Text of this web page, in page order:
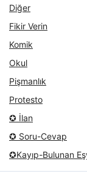
Diğer
Fikir Verin
Komik
Okul
Pişmanlık
Protesto
✪ İlan
✪ Soru-Cevap
✪Kayıp-Bulunan